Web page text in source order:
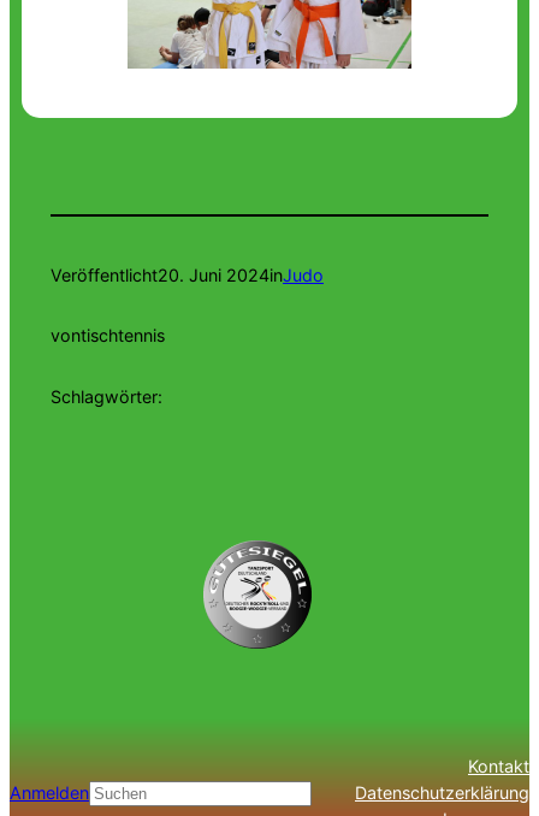
Veröffentlicht20. Juni 2024inJudo
vontischtennis
Schlagwörter:
AnmeldenSuchen
Kontakt
Datenschutzerklärung